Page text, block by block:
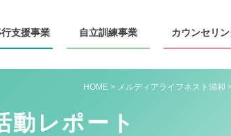
支援事業 自立訓練事業 カウンセ リ
HOME > メルディアライフネスト浦和
動レポート